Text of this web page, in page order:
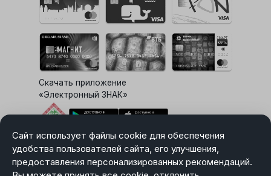
Сайт использует файлы cookie для обеспечения
удобства пользователей сайта, его улучшения,
предоставления персонализированных рекомендаций.
Скачать приложение
«Электронный ЗНАК»
Выбор настроек Cookie